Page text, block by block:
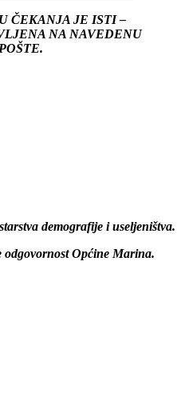
ČEKANJA JE ISTI –
NA NAVEDENU
demografije i useljeništva.
Općine Marina.